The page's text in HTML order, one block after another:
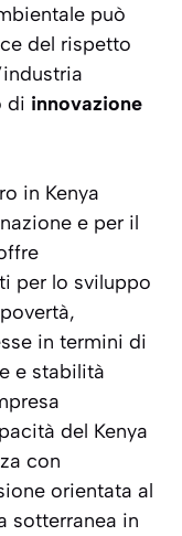
può
del rispetto
di innovazione
in Kenya
e per il
per lo sviluppo
in termini di
e stabilità
del Kenya
con
orientata al
sotterranea in